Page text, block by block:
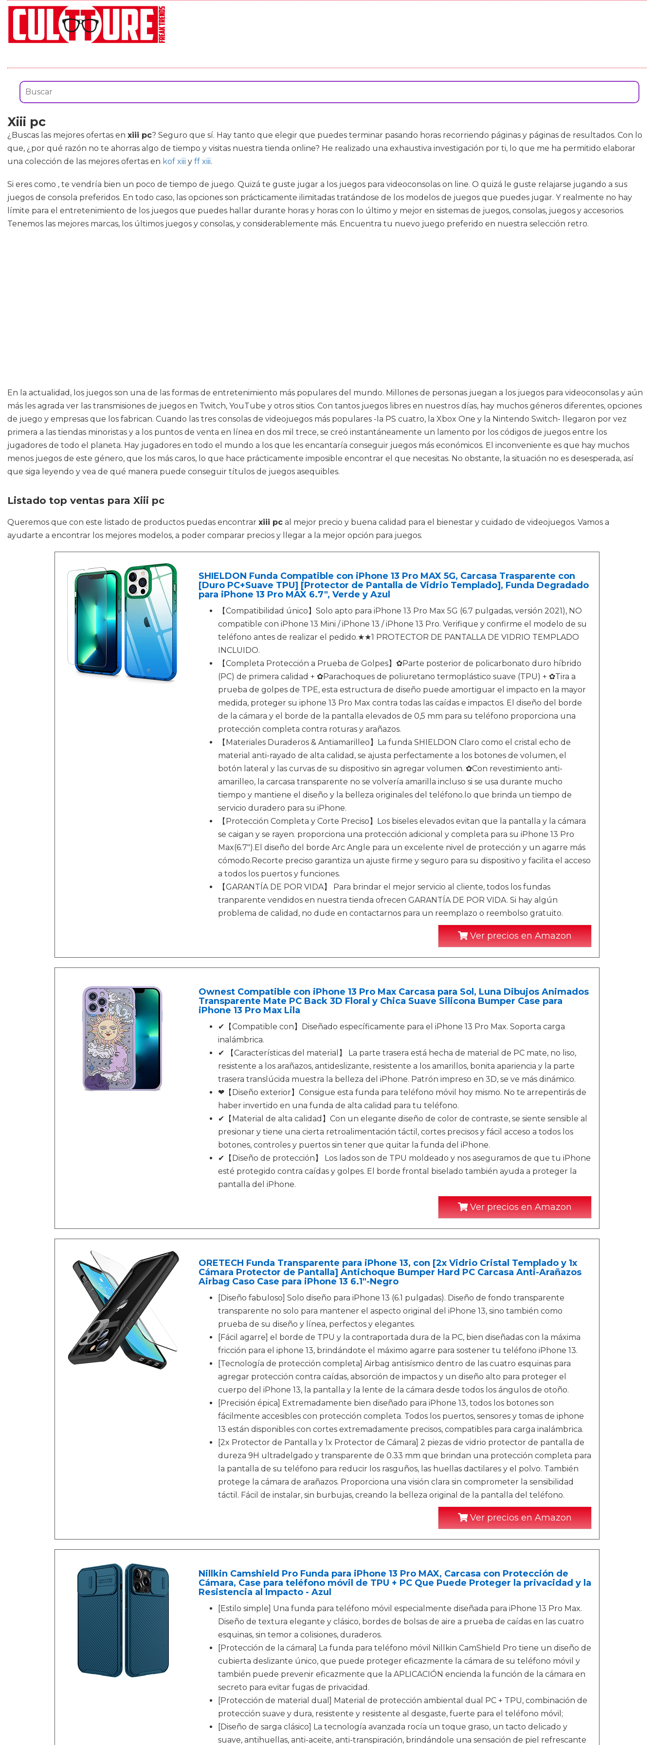
Xiii pc
¿Buscas las mejores ofertas en xiii pc? Seguro que sí. Hay tanto que elegir que puedes terminar pasando horas recorriendo páginas y páginas de resultados. Con lo
que, ¿por qué razón no te ahorras algo de tiempo y visitas nuestra tienda online? He realizado una exhaustiva investigación por ti, lo que me ha permitido elaborar
una colección de las mejores ofertas en kof xiii y ff xiii.
Si eres como , te vendría bien un poco de tiempo de juego. Quizá te guste jugar a los juegos para videoconsolas on line. O quizá le guste relajarse jugando a sus
juegos de consola preferidos. En todo caso, las opciones son prácticamente ilimitadas tratándose de los modelos de juegos que puedes jugar. Y realmente no hay
límite para el entretenimiento de los juegos que puedes hallar durante horas y horas con lo último y mejor en sistemas de juegos, consolas, juegos y accesorios.
Tenemos las mejores marcas, los últimos juegos y consolas, y considerablemente más. Encuentra tu nuevo juego preferido en nuestra selección retro.
En la actualidad, los juegos son una de las formas de entretenimiento más populares del mundo. Millones de personas juegan a los juegos para videoconsolas y aún
más les agrada ver las transmisiones de juegos en Twitch, YouTube y otros sitios. Con tantos juegos libres en nuestros días, hay muchos géneros diferentes, opciones
de juego y empresas que los fabrican. Cuando las tres consolas de videojuegos más populares -la PS cuatro, la Xbox One y la Nintendo Switch- llegaron por vez
primera a las tiendas minoristas y a los puntos de venta en línea en dos mil trece, se creó instantáneamente un lamento por los códigos de juegos entre los
jugadores de todo el planeta. Hay jugadores en todo el mundo a los que les encantaría conseguir juegos más económicos. El inconveniente es que hay muchos
menos juegos de este género, que los más caros, lo que hace prácticamente imposible encontrar el que necesitas. No obstante, la situación no es desesperada, así
que siga leyendo y vea de qué manera puede conseguir títulos de juegos asequibles.
Listado top ventas para Xiii pc
Queremos que con este listado de productos puedas encontrar xiii pc al mejor precio y buena calidad para el bienestar y cuidado de videojuegos. Vamos a
ayudarte a encontrar los mejores modelos, a poder comparar precios y llegar a la mejor opción para juegos.
SHIELDON Funda Compatible con iPhone 13 Pro MAX 5G, Carcasa Trasparente con
[Duro PC+Suave TPU] [Protector de Pantalla de Vidrio Templado], Funda Degradado
para iPhone 13 Pro MAX 6.7", Verde y Azul
【Compatibilidad único】Solo apto para iPhone 13 Pro Max 5G (6.7 pulgadas, versión 2021), NO
compatible con iPhone 13 Mini / iPhone 13 / iPhone 13 Pro. Verifique y confirme el modelo de su
teléfono antes de realizar el pedido.★★1 PROTECTOR DE PANTALLA DE VIDRIO TEMPLADO
INCLUIDO.
【Completa Protección a Prueba de Golpes】✿Parte posterior de policarbonato duro híbrido
(PC) de primera calidad + ✿Parachoques de poliuretano termoplástico suave (TPU) + ✿Tira a
prueba de golpes de TPE, esta estructura de diseño puede amortiguar el impacto en la mayor
medida, proteger su iphone 13 Pro Max contra todas las caídas e impactos. El diseño del borde
de la cámara y el borde de la pantalla elevados de 0,5 mm para su teléfono proporciona una
protección completa contra roturas y arañazos.
【Materiales Duraderos & Antiamarilleo】La funda SHIELDON Claro como el cristal echo de
material anti-rayado de alta calidad, se ajusta perfectamente a los botones de volumen, el
botón lateral y las curvas de su dispositivo sin agregar volumen. ✿Con revestimiento anti-
amarilleo, la carcasa transparente no se volvería amarilla incluso si se usa durante mucho
tiempo y mantiene el diseño y la belleza originales del teléfono.lo que brinda un tiempo de
servicio duradero para su iPhone.
【Protección Completa y Corte Preciso】Los biseles elevados evitan que la pantalla y la cámara
se caigan y se rayen. proporciona una protección adicional y completa para su iPhone 13 Pro
Max(6.7").El diseño del borde Arc Angle para un excelente nivel de protección y un agarre más
cómodo.Recorte preciso garantiza un ajuste firme y seguro para su dispositivo y facilita el acceso
a todos los puertos y funciones.
【GARANTÍA DE POR VIDA】 Para brindar el mejor servicio al cliente, todos los fundas
tranparente vendidos en nuestra tienda ofrecen GARANTÍA DE POR VIDA. Si hay algún
problema de calidad, no dude en contactarnos para un reemplazo o reembolso gratuito.
Ver precios en Amazon
Ownest Compatible con iPhone 13 Pro Max Carcasa para Sol, Luna Dibujos Animados
Transparente Mate PC Back 3D Floral y Chica Suave Silicona Bumper Case para
iPhone 13 Pro Max Lila
✔【Compatible con】Diseñado específicamente para el iPhone 13 Pro Max. Soporta carga
inalámbrica.
✔ 【Características del material】 La parte trasera está hecha de material de PC mate, no liso,
resistente a los arañazos, antideslizante, resistente a los amarillos, bonita apariencia y la parte
trasera translúcida muestra la belleza del iPhone. Patrón impreso en 3D, se ve más dinámico.
❤【Diseño exterior】Consigue esta funda para teléfono móvil hoy mismo. No te arrepentirás de
haber invertido en una funda de alta calidad para tu teléfono.
✔【Material de alta calidad】Con un elegante diseño de color de contraste, se siente sensible al
presionar y tiene una cierta retroalimentación táctil, cortes precisos y fácil acceso a todos los
botones, controles y puertos sin tener que quitar la funda del iPhone.
✔【Diseño de protección】 Los lados son de TPU moldeado y nos aseguramos de que tu iPhone
esté protegido contra caídas y golpes. El borde frontal biselado también ayuda a proteger la
pantalla del iPhone.
Ver precios en Amazon
ORETECH Funda Transparente para iPhone 13, con [2x Vidrio Cristal Templado y 1x
Cámara Protector de Pantalla] Antichoque Bumper Hard PC Carcasa Anti-Arañazos
Airbag Caso Case para iPhone 13 6.1"-Negro
[Diseño fabuloso] Solo diseño para iPhone 13 (6.1 pulgadas). Diseño de fondo transparente
transparente no solo para mantener el aspecto original del iPhone 13, sino también como
prueba de su diseño y línea, perfectos y elegantes.
[Fácil agarre] el borde de TPU y la contraportada dura de la PC, bien diseñadas con la máxima
fricción para el iphone 13, brindándote el máximo agarre para sostener tu teléfono iPhone 13.
[Tecnología de protección completa] Airbag antisísmico dentro de las cuatro esquinas para
agregar protección contra caídas, absorción de impactos y un diseño alto para proteger el
cuerpo del iPhone 13, la pantalla y la lente de la cámara desde todos los ángulos de otoño.
[Precisión épica] Extremadamente bien diseñado para iPhone 13, todos los botones son
fácilmente accesibles con protección completa. Todos los puertos, sensores y tomas de iphone
13 están disponibles con cortes extremadamente precisos, compatibles para carga inalámbrica.
[2x Protector de Pantalla y 1x Protector de Cámara] 2 piezas de vidrio protector de pantalla de
dureza 9H ultradelgado y transparente de 0.33 mm que brindan una protección completa para
la pantalla de su teléfono para reducir los rasguños, las huellas dactilares y el polvo. También
protege la cámara de arañazos. Proporciona una visión clara sin comprometer la sensibilidad
táctil. Fácil de instalar, sin burbujas, creando la belleza original de la pantalla del teléfono.
Ver precios en Amazon
Nillkin Camshield Pro Funda para iPhone 13 Pro MAX, Carcasa con Protección de
Cámara, Case para teléfono móvil de TPU + PC Que Puede Proteger la privacidad y la
Resistencia al Impacto - Azul
[Estilo simple] Una funda para teléfono móvil especialmente diseñada para iPhone 13 Pro Max.
Diseño de textura elegante y clásico, bordes de bolsas de aire a prueba de caídas en las cuatro
esquinas, sin temor a colisiones, duraderos.
[Protección de la cámara] La funda para teléfono móvil Nillkin CamShield Pro tiene un diseño de
cubierta deslizante único, que puede proteger eficazmente la cámara de su teléfono móvil y
también puede prevenir eficazmente que la APLICACIÓN encienda la función de la cámara en
secreto para evitar fugas de privacidad.
[Protección de material dual] Material de protección ambiental dual PC + TPU, combinación de
protección suave y dura, resistente y resistente al desgaste, fuerte para el teléfono móvil;
[Diseño de sarga clásico] La tecnología avanzada rocía un toque graso, un tacto delicado y
suave, antihuellas, anti-aceite, anti-transpiración, brindándole una sensación de piel refrescante